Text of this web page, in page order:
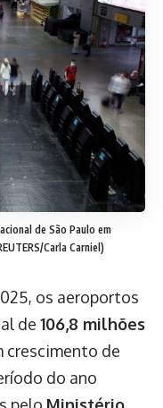
de São Paulo em
Carla Carniel)
os aeroportos
de 106,8 milhões
crescimento de
do ano